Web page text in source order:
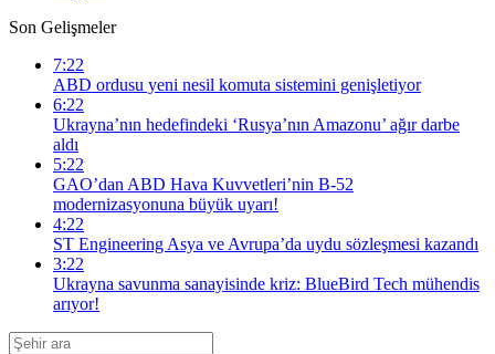
Son Gelişmeler
7:22
ABD ordusu yeni nesil komuta sistemini genişletiyor
6:22
Ukrayna’nın hedefindeki ‘Rusya’nın Amazonu’ ağır darbe
aldı
5:22
GAO’dan ABD Hava Kuvvetleri’nin B-52
modernizasyonuna büyük uyarı!
4:22
ST Engineering Asya ve Avrupa’da uydu sözleşmesi kazandı
3:22
Ukrayna savunma sanayisinde kriz: BlueBird Tech mühendis
arıyor!